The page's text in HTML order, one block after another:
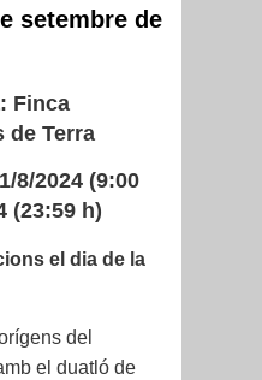
setembre de
Finca
de Terra
8/2024 (9:00
(23:59 h)
el dia de la
del
el duatló de